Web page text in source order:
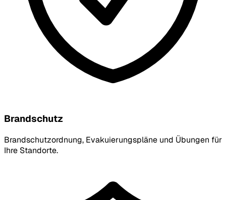
Brandschutz
Brandschutzordnung, Evakuierungspläne und Übungen für
Ihre Standorte.